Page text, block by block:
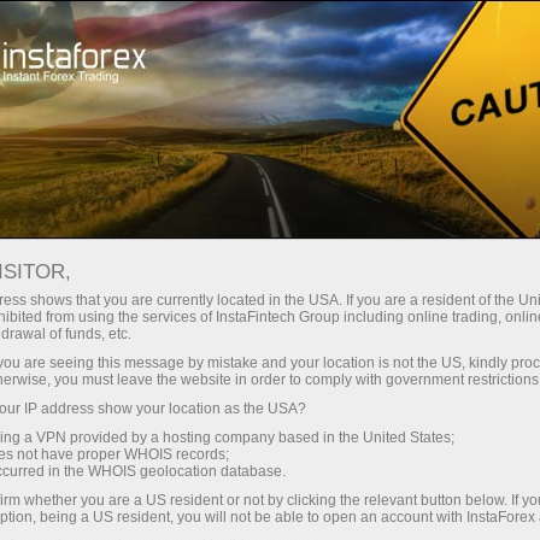
InstaForex के साथ आपको वास्तविक
लीवरेज, मार्केट में बेहतरीन स्प्रेड्स और
कमीशन, और स्टॉक्स व इंडेक्स ट्रेडिंग के लिए
फायदेमंद शर्तें।
छोटे
हर डिपॉजिट पर
30% बोनस
ट्रेडिंग में
और हाईवे पर गति
shows that you are currently located in the USA. If you are a resident of the
from using the services of InstaFintech Group including online trading,
of funds, etc.
are seeing this message by mistake and your location is not the US, kindly
you must leave the website in order to comply with government
IP address show your location as the USA?
a VPN provided by a hosting company based in the United States;
not have proper WHOIS records;
in the WHOIS geolocation database.
whether you are a US resident or not by clicking the relevant button below. If
being a US resident, you will not be able to open an account with InstaForex